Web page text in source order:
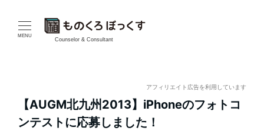
MENU
Counselor & Consultant
アフィリエイト広告を利用しています
【AUGM北九州2013】iPhoneのフォトコ
ンテストに応募しました！